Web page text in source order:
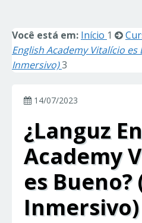
Você está em: Início 1
English Academy Vitalício es
Inmersivo)3
14/07/2023
¿Languz
Academy
es
Inmersivo)